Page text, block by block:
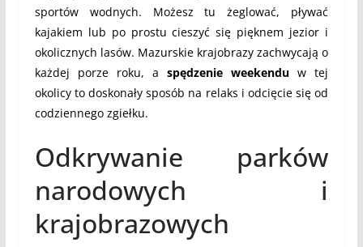
sportów wodnych. Możesz tu żeglować, pływać
kajakiem lub po prostu cieszyć się pięknem jezior i
okolicznych lasów. Mazurskie krajobrazy zachwycają o
każdej porze roku, aspędzenie weekendu w tej
okolicy to doskonały sposób na relaks i odcięcie się od
codziennego zgiełku.
Odkrywanie parków
narodowych i
krajobrazowych